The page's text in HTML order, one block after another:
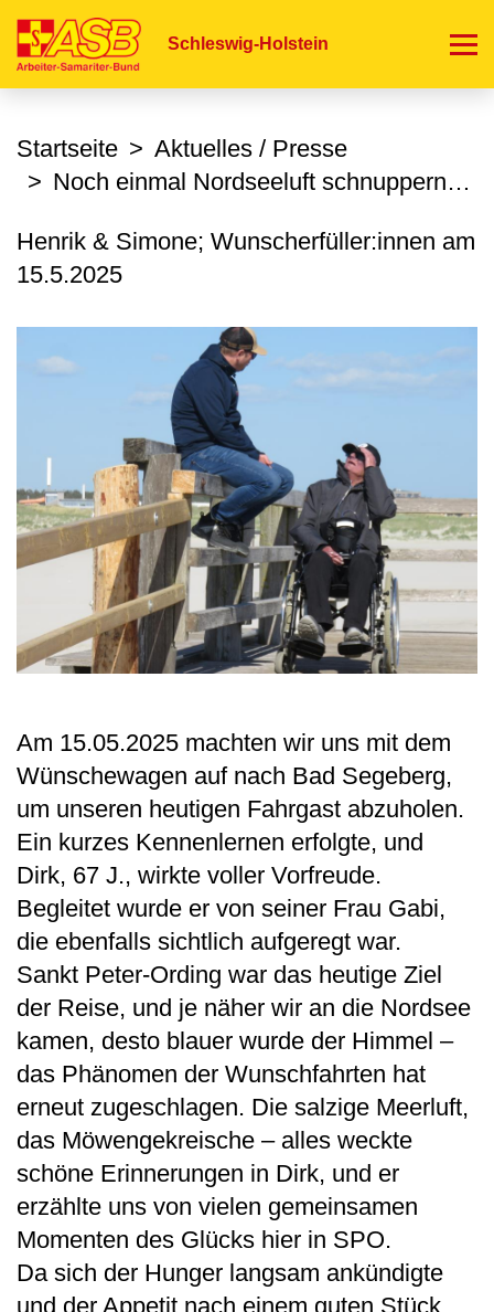
zum
Schleswig-Holstein
Startseite
Aktuelles / Presse
Noch einmal Nordseeluft schnuppern…
Henrik & Simone; Wunscherfüller:innen am
15.5.2025
Am 15.05.2025 machten wir uns mit dem
Wünschewagen auf nach Bad Segeberg,
um unseren heutigen Fahrgast abzuholen.
Ein kurzes Kennenlernen erfolgte, und
Dirk, 67 J., wirkte voller Vorfreude.
Begleitet wurde er von seiner Frau Gabi,
die ebenfalls sichtlich aufgeregt war.
Sankt Peter-Ording war das heutige Ziel
der Reise, und je näher wir an die Nordsee
kamen, desto blauer wurde der Himmel –
das Phänomen der Wunschfahrten hat
erneut zugeschlagen. Die salzige Meerluft,
das Möwengekreische – alles weckte
schöne Erinnerungen in Dirk, und er
erzählte uns von vielen gemeinsamen
Momenten des Glücks hier in SPO.
Da sich der Hunger langsam ankündigte
und der Appetit nach einem guten Stück